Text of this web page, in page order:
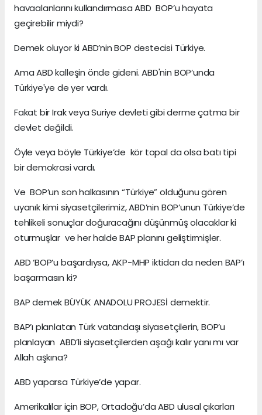
havaalanlarını kullandırmasa ABD BOP’u hayata
geçirebilir miydi?
Demek oluyor ki ABD’nin BOP destecisi Türkiye.
Ama ABD kalleşin önde gideni. ABD'nin BOP’unda
Türkiye'ye de yer vardı.
Fakat bir Irak veya Suriye devleti gibi derme çatma bir
devlet değildi.
Öyle veya böyle Türkiye’de kör topal da olsa batı tipi
bir demokrasi vardı.
Ve BOP’un son halkasının “Türkiye” olduğunu gören
uyanık kimi siyasetçilerimiz, ABD’nin BOP’unun Türkiye’de
tehlikeli sonuçlar doğuracağını düşünmüş olacaklar ki
oturmuşlar ve her halde BAP planını geliştirmişler.
ABD ‘BOP’u başardıysa, AKP-MHP iktidarı da neden BAP’ı
başarmasın ki?
BAP demek BÜYÜK ANADOLU PROJESİ demektir.
BAP’ı planlatan Türk vatandaşı siyasetçilerin, BOP’u
planlayan ABD’li siyasetçilerden aşağı kalır yanı mı var
Allah aşkına?
ABD yaparsa Türkiye’de yapar.
Amerikalılar için BOP, Ortadoğu’da ABD ulusal çıkarları